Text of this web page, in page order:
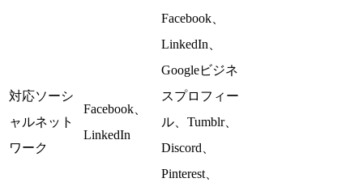
対応ソーシ
ャルネット
ワーク
Facebook、
LinkedIn
Facebook、
LinkedIn、
Googleビジネ
スプロフィー
ル、Tumblr、
Discord、
Pinterest、